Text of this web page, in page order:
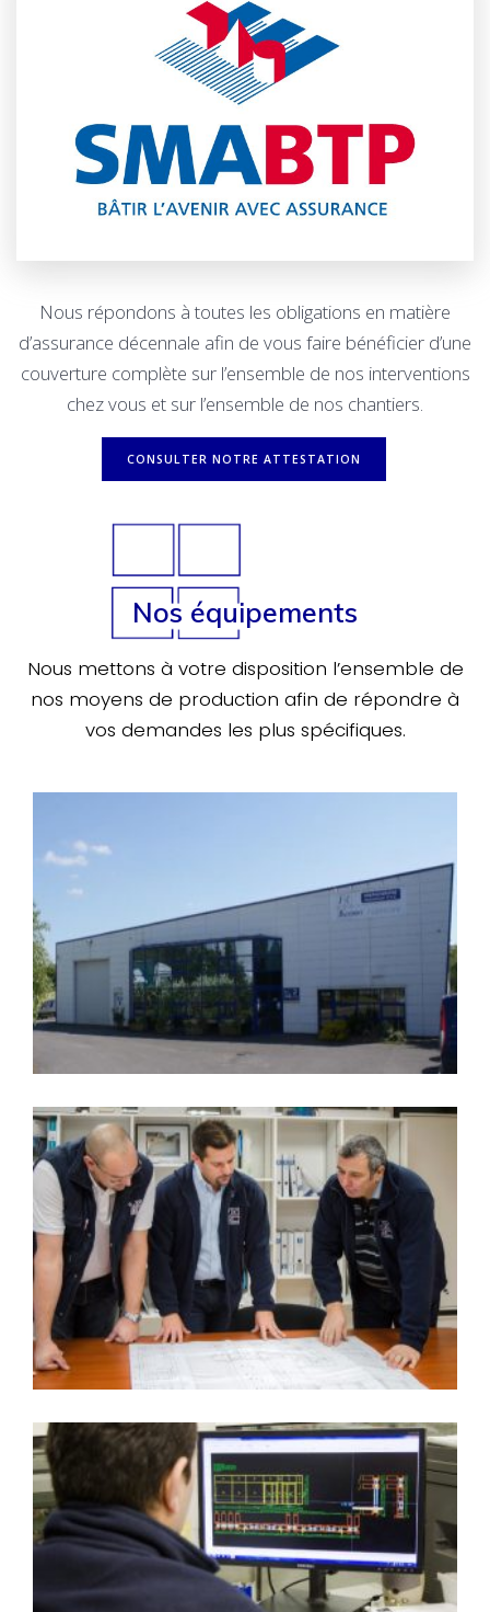
Nous répondons à toutes les obligations en matière
d’assurance décennale afin de vous faire bénéficier d’une
couverture complète sur l’ensemble de nos interventions
chez vous et sur l’ensemble de nos chantiers.
CONSULTER NOTRE ATTESTATION
Nos équipements
Nous mettons à votre disposition l’ensemble de
nos moyens de production afin de répondre à
vos demandes les plus spécifiques.